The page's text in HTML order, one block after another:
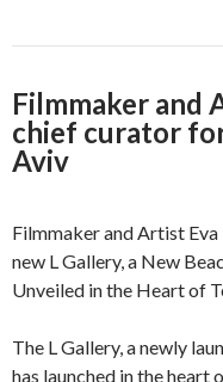
Filmmaker and
chief curator
Aviv
Filmmaker and Artist
new L Gallery, a New
Unveiled in the Heart of
The L Gallery, a newly
has launched in the heart